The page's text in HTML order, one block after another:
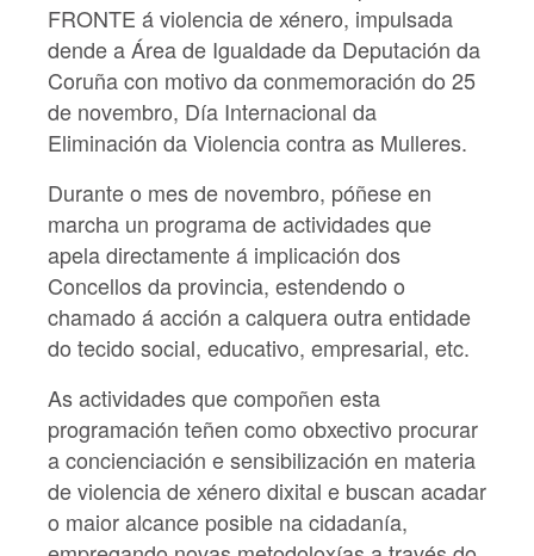
FRONTE á violencia de xénero, impulsada
dende a Área de Igualdade da Deputación da
Coruña con motivo da conmemoración do 25
de novembro, Día Internacional da
Eliminación da Violencia contra as Mulleres.
Durante o mes de novembro, póñese en
marcha un programa de actividades que
apela directamente á implicación dos
Concellos da provincia, estendendo o
chamado á acción a calquera outra entidade
do tecido social, educativo, empresarial, etc.
As actividades que compoñen esta
programación teñen como obxectivo procurar
a concienciación e sensibilización en materia
de violencia de xénero dixital e buscan acadar
o maior alcance posible na cidadanía,